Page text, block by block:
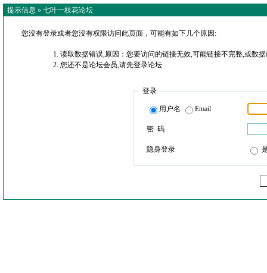
提示信息 » 七叶一枝花论坛
您没有登录或者您没有权限访问此页面，可能有如下几个原因:
读取数据错误,原因：您要访问的链接无效,可能链接不完整,或数
您还不是论坛会员,请先登录论坛
登录
用户名 Email
密 码
隐身登录